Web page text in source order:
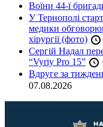
Воїни 44-ї
У Тернополі
медики
хірургії (фото)
Сергій Надал
“Vyriy Pro 15”
Вдруге за
07.08.2026